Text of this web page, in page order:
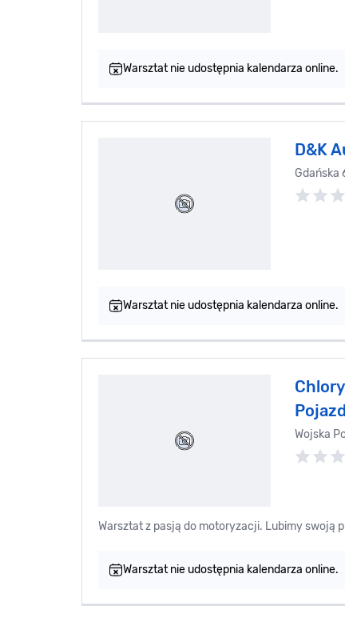
Warsztat nie udostępnia kalendarza online.
D&K
Gdańska
Warsztat nie udostępnia kalendarza online.
Wojska
Warsztat z pasją do motoryzacji. Lubimy swoją
Warsztat nie udostępnia kalendarza online.